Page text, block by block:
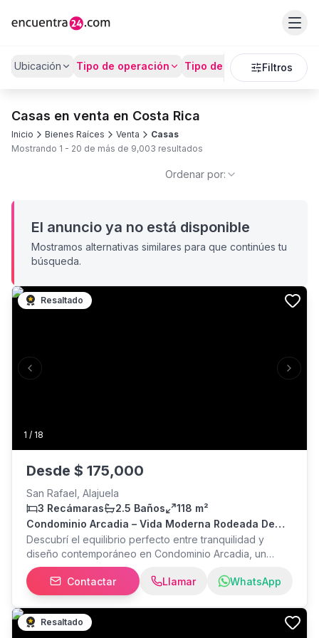
Ubicación Tipo de operación Tipo de PropiedadFiltros
Casas en venta en Costa Rica
Inicio Bienes Raíces Venta
Casas
Mostrando 1 - 20 de más de 9,003 resultados
Ordenar por:
El anuncio ya no está disponible
Mostramos alternativas similares para que continúes tu
búsqueda.
1 / 18
Previous slide Next
Resaltado
Desde $ 175,000
San Rafael, Alajuela
3 Recámaras
2.5 Baños
118 m²
Condominio Arcadia – Vida Moderna Rodeada De
Naturaleza En Alajuela
Descubrí el equilibrio perfecto entre tranquilidad y
diseño contemporáneo en Condominio Arcadia, un
proyecto residencial en Alajuela que redefine la calidad
de vida. Viví en casas de dos niveles, construidas 100%
en block, con acabados premium como pisos de
porcelanato, sobres de cuarzo y muebles de melamina
en cocina y closets. Modelos funcionales y elegantes,
Contactar Llamar WhatsApp
Resaltado